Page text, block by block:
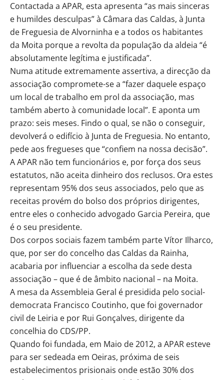
Contactada a APAR, esta apresenta “as mais sinceras
e humildes desculpas” à Câmara das Caldas, à Junta
de Freguesia de Alvorninha e a todos os habitantes
da Moita porque a revolta da população da aldeia “é
absolutamente legítima e justificada”.
Numa atitude extremamente assertiva, a direcção da
associação compromete-se a “fazer daquele espaço
um local de trabalho em prol da associação, mas
também aberto à comunidade local”. E aponta um
prazo: seis meses. Findo o qual, se não o conseguir,
devolverá o edifício à Junta de Freguesia. No entanto,
pede aos fregueses que “confiem na nossa decisão”.
A APAR não tem funcionários e, por força dos seus
estatutos, não aceita dinheiro dos reclusos. Ora estes
representam 95% dos seus associados, pelo que as
receitas provém do bolso dos próprios dirigentes,
entre eles o conhecido advogado Garcia Pereira, que
é o seu presidente.
Dos corpos sociais fazem também parte Vítor Ilharco,
que, por ser do concelho das Caldas da Rainha,
acabaria por influenciar a escolha da sede desta
associação – que é de âmbito nacional – na Moita.
A mesa da Assembleia Geral é presidida pelo social-
democrata Francisco Coutinho, que foi governador
civil de Leiria e por Rui Gonçalves, dirigente da
concelhia do CDS/PP.
Quando foi fundada, em Maio de 2012, a APAR esteve
para ser sedeada em Oeiras, próxima de seis
estabelecimentos prisionais onde estão 30% dos